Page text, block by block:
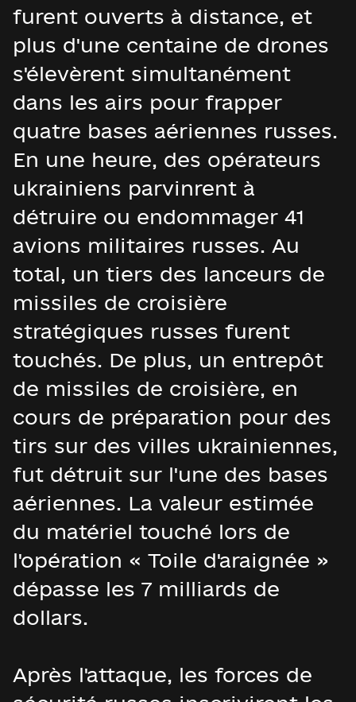
furent ouverts à distance, et
plus d'une centaine de drones
s'élevèrent simultanément
dans les airs pour frapper
quatre bases aériennes russes.
En une heure, des opérateurs
ukrainiens parvinrent à
détruire ou endommager 41
avions militaires russes. Au
total, un tiers des lanceurs de
missiles de croisière
stratégiques russes furent
touchés. De plus, un entrepôt
de missiles de croisière, en
cours de préparation pour des
tirs sur des villes ukrainiennes,
fut détruit sur l'une des bases
aériennes. La valeur estimée
du matériel touché lors de
l'opération « Toile d'araignée »
dépasse les 7 milliards de
dollars.
Après l'attaque, les forces de